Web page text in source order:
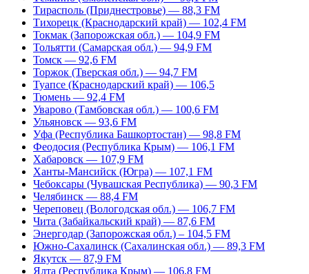
Тирасполь (Приднестровье) — 88,3 FM
Тихорецк (Краснодарский край) — 102,4 FM
Токмак (Запорожская обл.) — 104,9 FM
Тольятти (Самарская обл.) — 94,9 FM
Томск — 92,6 FM
Торжок (Тверская обл.) — 94,7 FM
Туапсе (Краснодарский край) — 106,5
Тюмень — 92,4 FM
Уварово (Тамбовская обл.) — 100,6 FM
Ульяновск — 93,6 FM
Уфа (Республика Башкортостан) — 98,8 FM
Феодосия (Республика Крым) — 106,1 FM
Хабаровск — 107,9 FM
Ханты-Мансийск (Югра) — 107,1 FM
Чебоксары (Чувашская Республика) — 90,3 FM
Челябинск — 88,4 FM
Череповец (Вологодская обл.) — 106,7 FM
Чита (Забайкальский край) — 87,6 FM
Энергодар (Запорожская обл.) – 104,5 FM
Южно-Сахалинск (Сахалинская обл.) — 89,3 FM
Якутск — 87,9 FM
Ялта (Республика Крым) — 106,8 FM